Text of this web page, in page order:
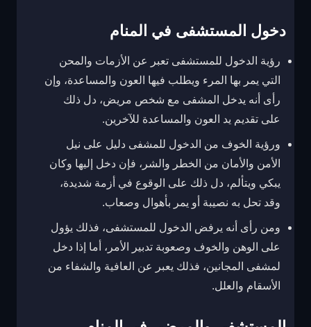
دخول المستشفى في المنام
رؤية الدخول للمستشفى تعبر عن الأزمات والمحن
التي يمر بها المرء ويطلب فيها العون والمساعدة، وإن
رأى أنه يدخل المشفى مع شخص مريض، دل ذلك
على تقديم يد العون والمساعدة للآخرين.
ورؤية الخوف من الدخول للمشفى دليل على نيل
الأمن والأمان من الخطر والشر، فإن دخل إليها وكان
يبكي ويتألم، دل ذلك على الوقوع في أزمة شديدة،
وقد تحل به نصيبة أو يمر بأهوال وصعاب.
ومن رأى أنه يرفض الدخول للمستشفى، فذلك يؤول
على الوهن والخوف وصعوبة تدبير الأمر، أما إذا دخل
لمشفى المجانين، فذلك يعبر عن العافية والشفاء من
الأسقام والعلل.